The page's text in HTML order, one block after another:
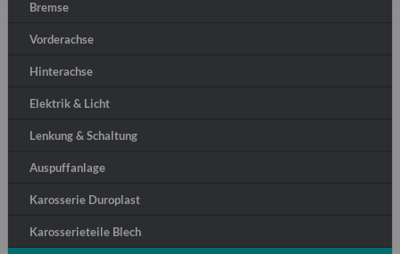
Bremse
Vorderachse
Hinterachse
Elektrik & Licht
Lenkung & Schaltung
Auspuffanlage
Karosserie Duroplast
Karosserieteile Blech